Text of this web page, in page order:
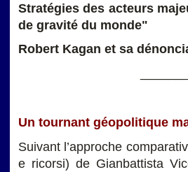
Stratégies des acteurs
de gravité du monde"
Robert Kagan et sa
Un tournant géopolitique
Suivant l’approche
e ricorsi) de Gianbattista